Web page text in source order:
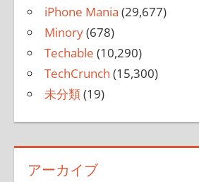
iPhone Mania (29,677)
Minory(678)
Techable (10,290)
TechCrunch (15,300)
未分類(19)
アーカイブ